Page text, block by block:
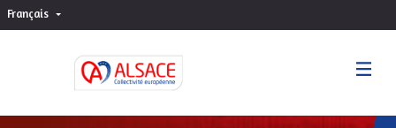
Français Choisir la langue